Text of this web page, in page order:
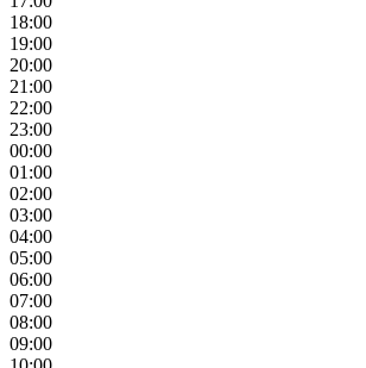
18:00
19:00
20:00
21:00
22:00
23:00
00:00
01:00
02:00
03:00
04:00
05:00
06:00
07:00
08:00
09:00